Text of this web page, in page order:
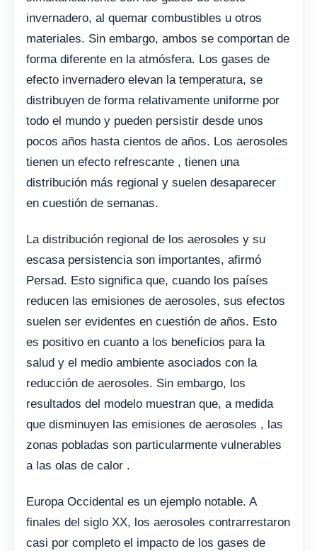
invernadero, al quemar combustibles u otros
materiales. Sin embargo, ambos se comportan de
forma diferente en la atmósfera. Los gases de
efecto invernadero elevan la temperatura, se
distribuyen de forma relativamente uniforme por
todo el mundo y pueden persistir desde unos
pocos años hasta cientos de años. Los aerosoles
tienen un efecto refrescante , tienen una
distribución más regional y suelen desaparecer
en cuestión de semanas.
La distribución regional de los aerosoles y su
escasa persistencia son importantes, afirmó
Persad. Esto significa que, cuando los países
reducen las emisiones de aerosoles, sus efectos
suelen ser evidentes en cuestión de años. Esto
es positivo en cuanto a los beneficios para la
salud y el medio ambiente asociados con la
reducción de aerosoles. Sin embargo, los
resultados del modelo muestran que, a medida
que disminuyen las emisiones de aerosoles , las
zonas pobladas son particularmente vulnerables
a las olas de calor .
Europa Occidental es un ejemplo notable. A
finales del siglo XX, los aerosoles contrarrestaron
casi por completo el impacto de los gases de